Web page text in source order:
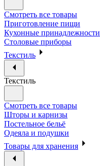
Смотреть все товары
Приготовление пищи
Кухонные принадлежности
Столовые приборы
Текстиль
Текстиль
Смотреть все товары
Шторы и карнизы
Постельное бельё
Одеяла и подушки
Товары для хранения